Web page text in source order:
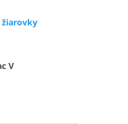
žiarovky
V